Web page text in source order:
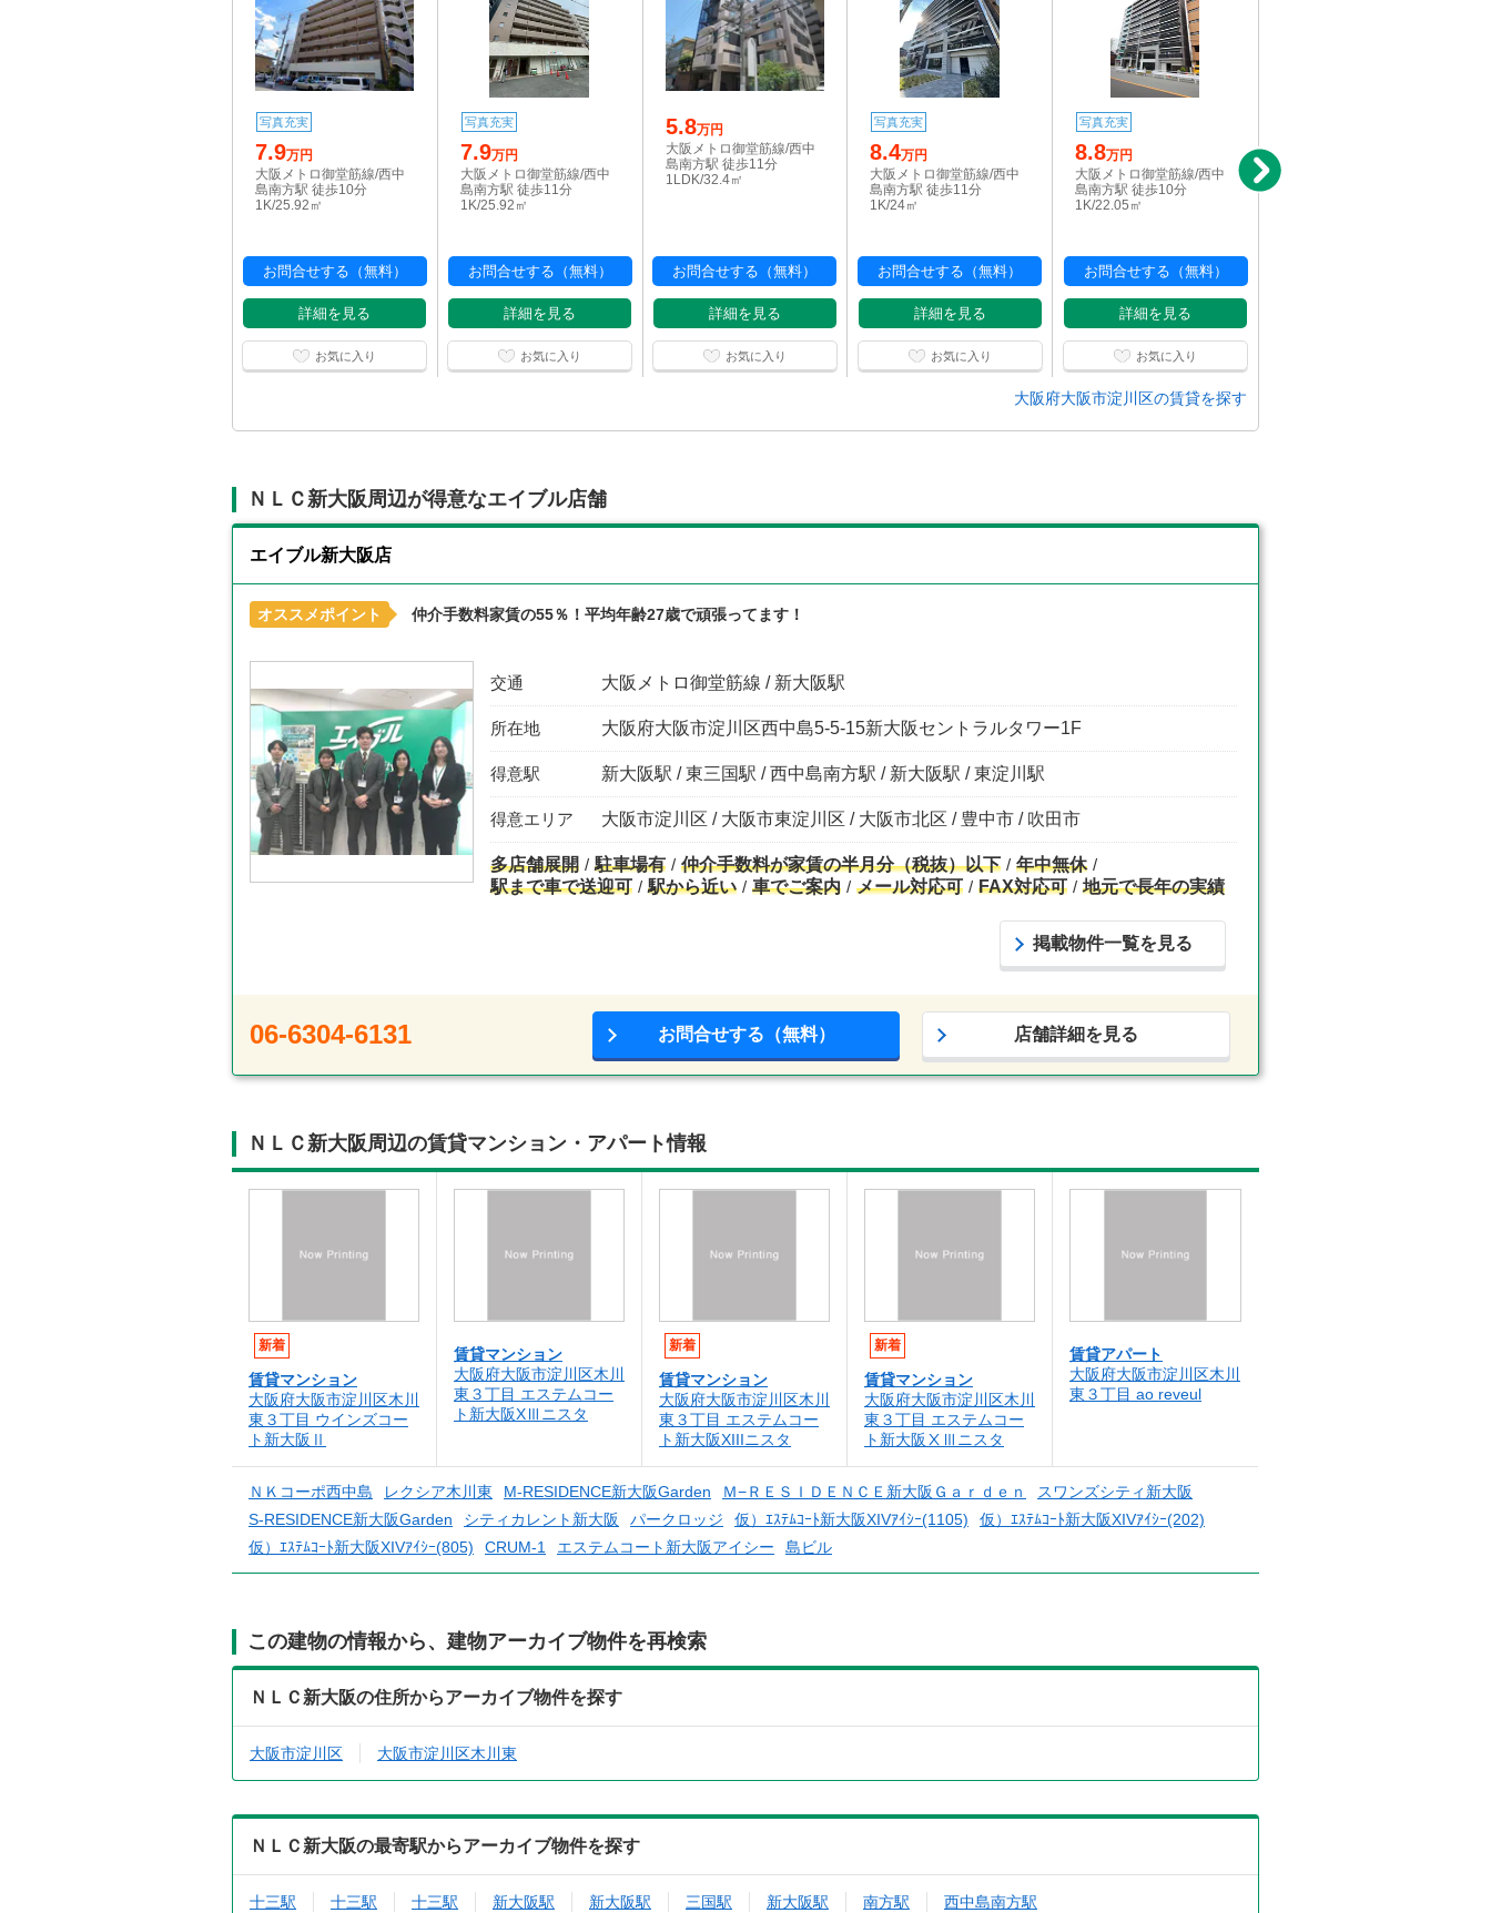
写真充実
7.9万円
大阪メトロ御堂筋線/西中
島南方駅 徒歩10分
1K/25.92㎡
お問合せする（無料）
詳細を見る
お気に入り
写真充実
7.9万円
大阪メトロ御堂筋線/西中
島南方駅 徒歩11分
1K/25.92㎡
お問合せする（無料）
詳細を見る
お気に入り
5.8万円
大阪メトロ御堂筋線/西中
島南方駅 徒歩11分
1LDK/32.4㎡
お問合せする（無料）
詳細を見る
お気に入り
写真充実
8.4万円
大阪メトロ御堂筋線/西中
島南方駅 徒歩11分
1K/24㎡
お問合せする（無料）
詳細を見る
お気に入り
写真充実
8.8万円
大阪メトロ御堂筋線/西中
島南方駅 徒歩10分
1K/22.05㎡
お問合せする（無料）
詳細を見る
お気に入り
大阪メトロ御堂筋線/西中
大阪府大阪市淀川区の賃貸を探す
ＮＬＣ新大阪周辺が得意なエイブル店舗
エイブル新大阪店
オススメポイント 仲介手数料家賃の55％！平均年齢27歳で頑張ってます！
交通 大阪メトロ御堂筋線 / 新大阪駅
所在地 大阪府大阪市淀川区西中島5-5-15新大阪セントラルタワー1F
得意駅 新大阪駅 / 東三国駅 / 西中島南方駅 / 新大阪駅 / 東淀川駅
得意エリア 大阪市淀川区 / 大阪市東淀川区 / 大阪市北区 / 豊中市 / 吹田市
多店舗展開 駐車場有 仲介手数料が家賃の半月分（税抜）以下
年中無休
駅まで車で送迎可
駅から近い 車でご案内 メール対応可 FAX対応可 地元で長年の実績
掲載物件一覧を見る
06-6304-6131 お問合せする（無料） 店舗詳細を見る
ＮＬＣ新大阪周辺の賃貸マンション・アパート情報
新着
賃貸マンション
大阪府大阪市淀川区木川
東３丁目 ウインズコー
ト新大阪Ⅱ
賃貸マンション
大阪府大阪市淀川区木川
東３丁目 エステムコー
ト新大阪XⅢニスタ
新着
賃貸マンション
大阪府大阪市淀川区木川
東３丁目 エステムコー
ト新大阪XIIIニスタ
新着
賃貸マンション
大阪府大阪市淀川区木川
東３丁目 エステムコー
ト新大阪ⅩⅢニスタ
賃貸アパート
大阪府大阪市淀川区木川
東３丁目 ao reveul
ＮＫコーポ西中島 レクシア木川東 M-RESIDENCE新大阪Garden Ｍ−ＲＥＳＩＤＥＮＣＥ新大阪Ｇａｒｄｅｎ
スワンズシティ新大阪
S-RESIDENCE新大阪Garden
シティカレント新大阪 パークロッジ 仮）ｴｽﾃﾑｺｰﾄ新大阪XIVｱｲｼｰ(1105)
仮）ｴｽﾃﾑｺｰﾄ新大阪XIVｱｲｼｰ(202)
仮）ｴｽﾃﾑｺｰﾄ新大阪XIVｱｲｼｰ(805)
CRUM-1 エステムコート新大阪アイシー 島ビル
この建物の情報から、建物アーカイブ物件を再検索
ＮＬＣ新大阪の住所からアーカイブ物件を探す
大阪市淀川区 大阪市淀川区木川東
ＮＬＣ新大阪の最寄駅からアーカイブ物件を探す
十三駅 十三駅 十三駅 新大阪駅 新大阪駅 三国駅 新大阪駅 南方駅 西中島南方駅